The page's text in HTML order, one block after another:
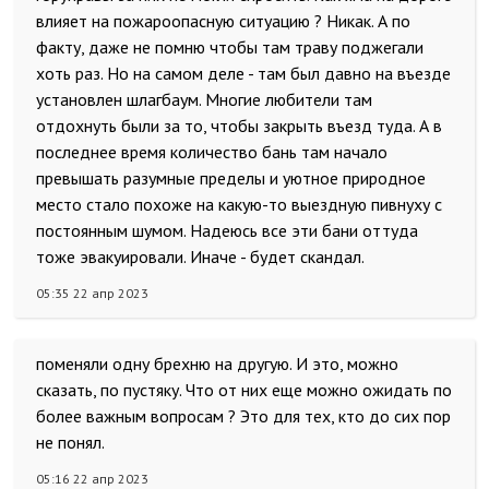
влияет на пожароопасную ситуацию ? Никак. А по
факту, даже не помню чтобы там траву поджегали
хоть раз. Но на самом деле - там был давно на въезде
установлен шлагбаум. Многие любители там
отдохнуть были за то, чтобы закрыть въезд туда. А в
последнее время количество бань там начало
превышать разумные пределы и уютное природное
место стало похоже на какую-то выездную пивнуху с
постоянным шумом. Надеюсь все эти бани оттуда
тоже эвакуировали. Иначе - будет скандал.
05:35 22 апр 2023
поменяли одну брехню на другую. И это, можно
сказать, по пустяку. Что от них еще можно ожидать по
более важным вопросам ? Это для тех, кто до сих пор
не понял.
05:16 22 апр 2023